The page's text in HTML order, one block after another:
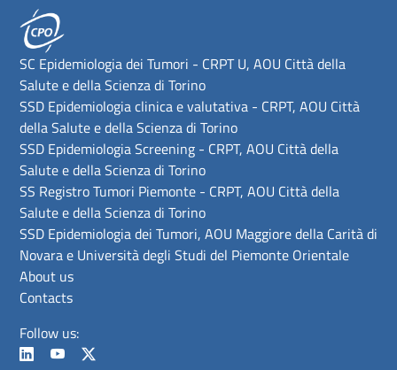
SC Epidemiologia dei Tumori - CRPT U, AOU Città della
Salute e della Scienza di Torino
SSD Epidemiologia clinica e valutativa - CRPT, AOU Città
della Salute e della Scienza di Torino
SSD Epidemiologia Screening - CRPT, AOU Città della
Salute e della Scienza di Torino
SS Registro Tumori Piemonte - CRPT, AOU Città della
Salute e della Scienza di Torino
SSD Epidemiologia dei Tumori, AOU Maggiore della Carità di
Novara e Università degli Studi del Piemonte Orientale
About us
Contacts
Follow us: